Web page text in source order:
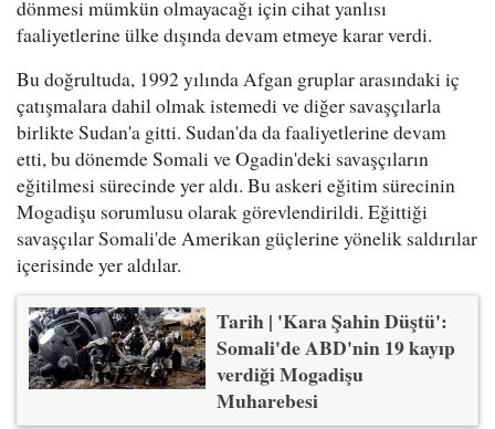
dönmesi mümkün olmayacağı için cihat yanlısı
faaliyetlerine ülke dışında devam etmeye karar verdi.
Bu doğrultuda, 1992 yılında Afgan gruplar arasındaki iç
çatışmalara dahil olmak istemedi ve diğer savaşçılarla
birlikte Sudan'a gitti. Sudan'da da faaliyetlerine devam
etti, bu dönemde Somali ve Ogadin'deki savaşçıların
eğitilmesi sürecinde yer aldı. Bu askeri eğitim sürecinin
Mogadişu sorumlusu olarak görevlendirildi. Eğittiği
savaşçılar Somali'de Amerikan güçlerine yönelik saldırılar
içerisinde yer aldılar.
Tarih | 'Kara Şahin Düştü':
Somali'de ABD'nin 19 kayıp
verdiği Mogadişu
Muharebesi